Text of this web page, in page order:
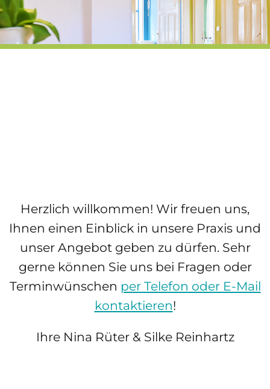
ANGEBOT
KONTAKT
Herzlich willkommen! Wir freuen uns,
Ihnen einen Einblick in unsere Praxis und
unser Angebot geben zu dürfen. Sehr
gerne können Sie uns bei Fragen oder
Terminwünschen per Telefon oder E-Mail
kontaktieren!
Ihre Nina Rüter & Silke Reinhartz